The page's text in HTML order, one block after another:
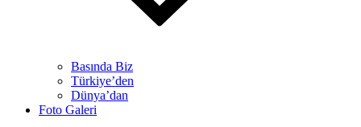
Basında Biz
Türkiye’den
Dünya’dan
Foto Galeri